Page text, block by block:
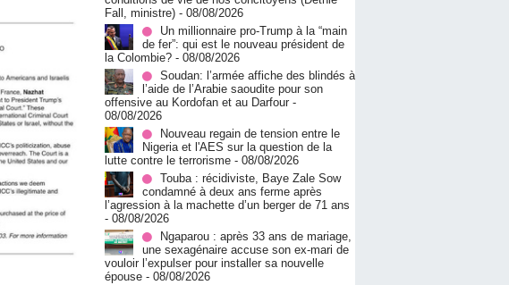
Fall, ministre) - 08/08/2026
Un millionnaire pro-Trump à la “main
de fer”: qui est le nouveau président de
la Colombie? - 08/08/2026
Soudan: l’armée affiche des blindés à
l’aide de l’Arabie saoudite pour son
offensive au Kordofan et au Darfour -
08/08/2026
Nouveau regain de tension entre le
Nigeria et l'AES sur la question de la
lutte contre le terrorisme - 08/08/2026
Touba : récidiviste, Baye Zale Sow
condamné à deux ans ferme après
l’agression à la machette d’un berger de 71 ans
- 08/08/2026
Ngaparou : après 33 ans de mariage,
une sexagénaire accuse son ex-mari de
vouloir l’expulser pour installer sa nouvelle
épouse - 08/08/2026